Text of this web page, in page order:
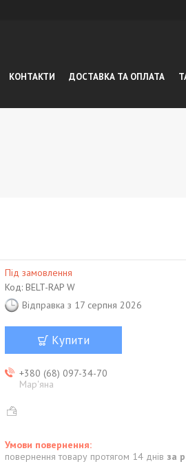
КОНТАКТИ ДОСТАВКА ТА ОПЛАТА
Під замовлення
Код: BELT-RAP W
Відправка з 17 серпня 2026
Купити
+380 (68) 097-34-70
Мар'яна
повернення товару протягом 14 днів за